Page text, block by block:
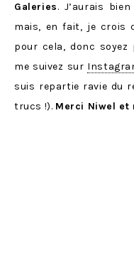
Galeries. J’aurais
mais, en fait, je crois
pour cela, donc
me suivez sur
suis repartie ravie du
trucs !). Merci Niwel et